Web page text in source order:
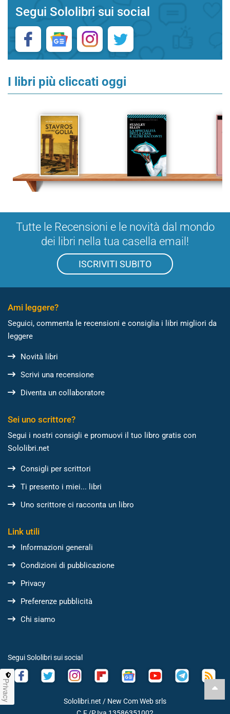
Segui Sololibri sui social
I libri più cliccati oggi
Tutte le Recensioni e le novità dal mondo
dei libri nella tua casella email!
ISCRIVITI SUBITO
Ami leggere?
Seguici, commenta le recensioni e consiglia i libri migliori da
leggere
Novità libri
Scrivi una recensione
Diventa un collaboratore
Sei uno scrittore?
Segui i nostri consigli e promuovi il tuo libro gratis con
Sololibri.net
Consigli per scrittori
Ti presento i miei... libri
Uno scrittore ci racconta un libro
Link utili
Informazioni generali
Condizioni di pubblicazione
Privacy
Preferenze pubblicità
Chi siamo
Segui Sololibri sui social
Sololibri.net / New Com Web srls
Privacy